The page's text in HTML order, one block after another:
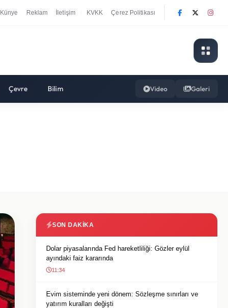
Künye Reklam İletişim KVKK Çerez Politikası
Çevre Bilim Video Galeri
SON DAKIKA
Dolar piyasalarında Fed hareketliliği: Gözler eylül
ayındaki faiz kararında
11:34
Evim sisteminde yeni dönem: Sözleşme sınırları ve
yatırım kuralları değişti